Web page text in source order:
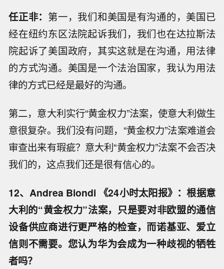
任正非： 第一，我们和美国是有沟通的，美国已
经在纽约东区法院起诉我们，我们也在达拉斯法
院起诉了美国政府，其实这就是在沟通，用法律
的方式沟通。美国是一个法治国家，我认为用法
律的方式已经是最好的沟通。
第二，意大利实行“黄金权力”法案，使意大利做生
意很复杂。我们没有问题，“黄金权力”法案难道会
审查出来有瑕疵？意大利“黄金权力”法案不会否决
我们的，这点我们还是很有信心的。
12、Andrea Biondi 《24小时太阳报》：根据意
大利的“黄金权力”法案，只是要对非欧盟的通信
设备供应商进行更严格的检查，而诺基亚、爱立
信则不需要。您认为华为会成为一种歧视的牺牲
者吗？